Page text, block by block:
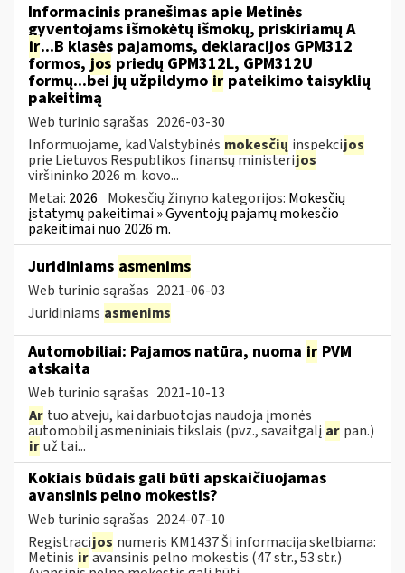
Informacinis pranešimas apie Metinės
gyventojams išmokėtų išmokų, priskiriamų A
ir...B klasės pajamoms, deklaracijos GPM312
formos, jos priedų GPM312L, GPM312U
formų...bei jų užpildymo ir pateikimo taisyklių
pakeitimą
Web turinio sąrašas 2026-03-30
Informuojame, kad Valstybinės mokesčių inspekcijos
prie Lietuvos Respublikos finansų ministerijos
viršininko 2026 m. kovo...
Metai: 2026 Mokesčių žinyno kategorijos: Mokesčių
įstatymų pakeitimai » Gyventojų pajamų mokesčio
pakeitimai nuo 2026 m.
Juridiniams asmenims
Web turinio sąrašas 2021-06-03
Juridiniams asmenims
Automobiliai: Pajamos natūra, nuoma ir PVM
atskaita
Web turinio sąrašas 2021-10-13
Ar tuo atveju, kai darbuotojas naudoja įmonės
automobilį asmeniniais tikslais (pvz., savaitgalį ar pan.)
iruž tai...
Kokiais būdais gali būti apskaičiuojamas
avansinis pelno mokestis?
Web turinio sąrašas 2024-07-10
Registracijos numeris KM1437 Ši informacija skelbiama:
Metinis iravansinis pelno mokestis (47 str., 53 str.)